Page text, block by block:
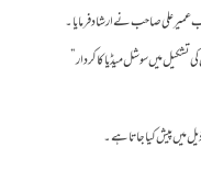
علی صاحب نے ارشاد فرمایا۔
میں سوشل میڈیا کا کردار”
ذیل میں پیش کیا جاتا ہے۔